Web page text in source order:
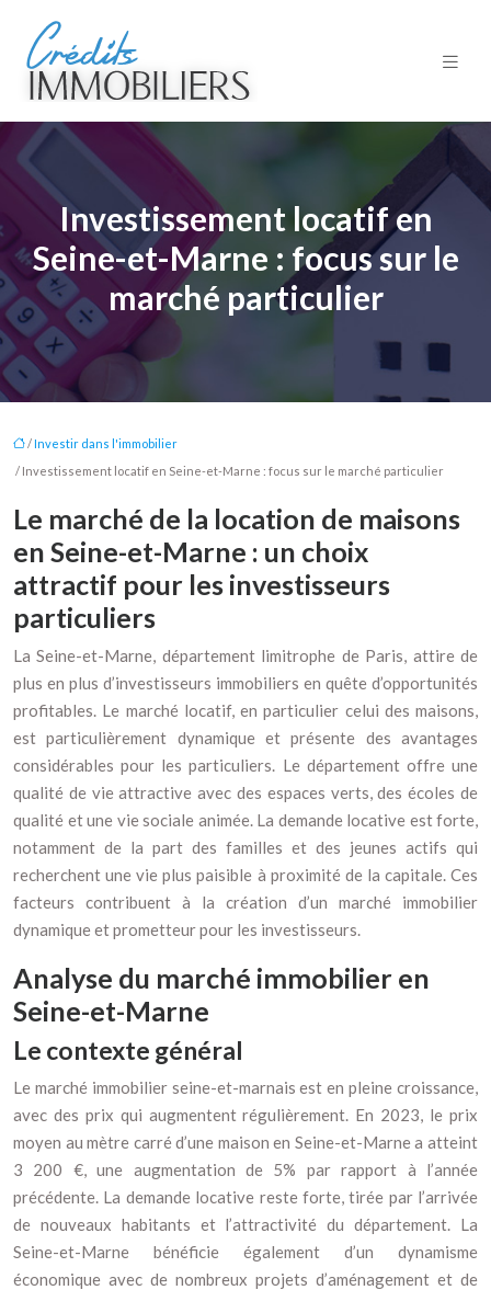
Investissement locatif en
Seine-et-Marne : focus sur le
marché particulier
/Investir dans l'immobilier
/ Investissement locatif en Seine-et-Marne : focus sur le marché particulier
Le marché de la location de maisons
en Seine-et-Marne : un choix
attractif pour les investisseurs
particuliers
La Seine-et-Marne, département limitrophe de Paris, attire de
plus en plus d’investisseurs immobiliers en quête d’opportunités
profitables. Le marché locatif, en particulier celui des maisons,
est particulièrement dynamique et présente des avantages
considérables pour les particuliers. Le département offre une
qualité de vie attractive avec des espaces verts, des écoles de
qualité et une vie sociale animée. La demande locative est forte,
notamment de la part des familles et des jeunes actifs qui
recherchent une vie plus paisible à proximité de la capitale. Ces
facteurs contribuent à la création d’un marché immobilier
dynamique et prometteur pour les investisseurs.
Analyse du marché immobilier en
Seine-et-Marne
Le contexte général
Le marché immobilier seine-et-marnais est en pleine croissance,
avec des prix qui augmentent régulièrement. En 2023, le prix
moyen au mètre carré d’une maison en Seine-et-Marne a atteint
3 200 €, une augmentation de 5% par rapport à l’année
précédente. La demande locative reste forte, tirée par l’arrivée
de nouveaux habitants et l’attractivité du département. La
Seine-et-Marne bénéficie également d’un dynamisme
économique avec de nombreux projets d’aménagement et de